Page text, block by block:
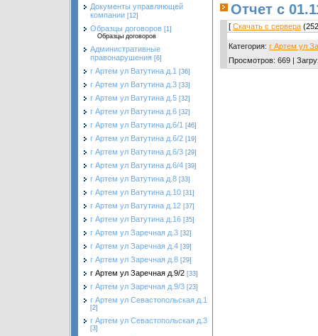
Документы управляющей
компании [12]
Образцы договоров [1]
Образцы договоров
Административные
правонарушения [6]
г Артем ул Ватутина д.1 [36]
г Артем ул Ватутина д.3 [33]
г Артем ул Ватутина д.5 [32]
г Артем ул Ватутина д.6 [32]
г Артем ул Ватутина д.6/1 [46]
г Артем ул Ватутина д.6/2 [19]
г Артем ул Ватутина д.6/3 [29]
г Артем ул Ватутина д.6/4 [39]
г Артем ул Ватутина д.8 [33]
г Артем ул Ватутина д.10 [31]
г Артем ул Ватутина д.12 [37]
г Артем ул Ватутина д.16 [35]
г Артем ул Заречная д.3 [32]
г Артем ул Заречная д.4 [39]
г Артем ул Заречная д.8 [29]
г Артем ул Заречная д.9/2 [33]
г Артем ул Заречная д.9/3 [23]
г Артем ул Севастопольская д.1
[2]
г Артем ул Севастопольская д.3
[3]
Отчет с
[ Скачать с сервера
Категория: г Артем ул
Просмотров: 669 |